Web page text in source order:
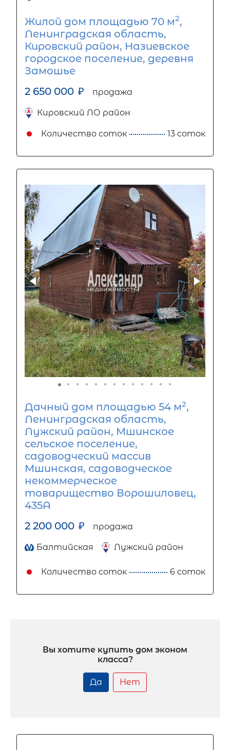
Жилой дом площадью 70 м2,
Ленинградская область,
Кировский район, Назиевское
городское поселение, деревня
Замошье
2 650 000 ₽ продажа
Кировский ЛО район
Количество соток 13 соток
Дачный дом площадью 54 м2,
Ленинградская область,
Лужский район, Мшинское
сельское поселение,
садоводческий массив
Мшинская, садоводческое
некоммерческое
товарищество Ворошиловец,
435А
2 200 000 ₽ продажа
Балтийская Лужский район
Количество соток 6 соток
Вы хотите купить дом эконом
класса?
Да Нет